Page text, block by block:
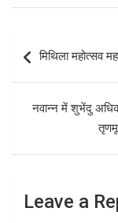
ce
b
o
o
k
st
d
o
n
navigation
मिथिला महोत्सव
नवान्न में शुभेंदु
Leave a